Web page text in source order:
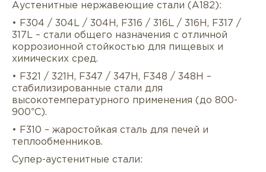
Аустенитные нержавеющие стали (A182):
• F304 / 304L / 304H, F316 / 316L / 316H, F317 /
317L – стали общего назначения с отличной
коррозионной стойкостью для пищевых и
химических сред.
• F321 / 321H, F347 / 347H, F348 / 348H –
стабилизированные стали для
высокотемпературного применения (до 800-
900°C).
• F310 – жаростойкая сталь для печей и
теплообменников.
Супер-аустенитные стали: